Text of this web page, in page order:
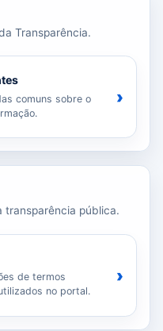
Transparência.
comuns sobre o
›
transparência pública.
de termos
no portal.
›